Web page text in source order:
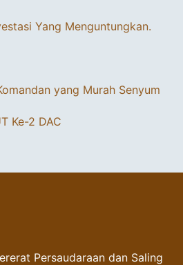
Yang Menguntungkan.
yang Murah Senyum
Ke-2 DAC
Persaudaraan dan Saling